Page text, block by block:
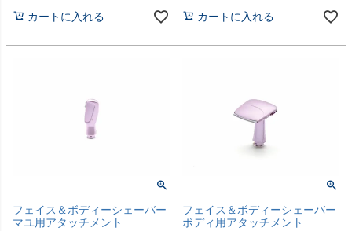
カートに入れる カートに入れる
フェイス＆ボディーシェーバー
マユ用アタッチメント
フェイス＆ボディーシェーバー
ボディ用アタッチメント